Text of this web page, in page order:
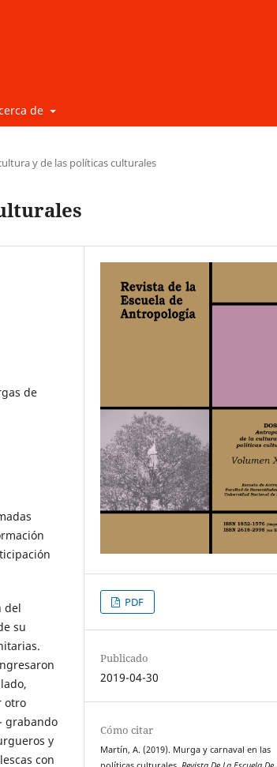
de
y de las políticas culturales
de
del
su
otro
grabando
y
con
PDF
Publicado
2019-04-30
Cómo citar
Martín, A. (2019). Murga y carnaval en las